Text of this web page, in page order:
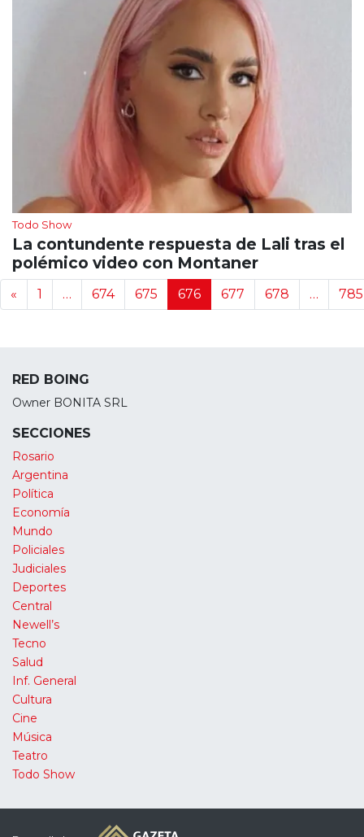
Todo Show
La contundente respuesta de Lali tras el
polémico video con Montaner
Navegación de noticias
« 1 … 674 675 676 677 678 … 785
RED BOING
Owner BONITA SRL
SECCIONES
Rosario
Argentina
Política
Economía
Mundo
Policiales
Judiciales
Deportes
Central
Newell’s
Tecno
Salud
Inf. General
Cultura
Cine
Música
Teatro
Todo Show